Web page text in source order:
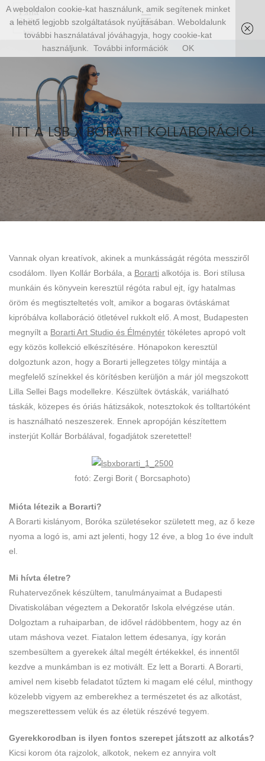
ITT A LSB X BORARTI KOLLABORÁCIÓ!
Vannak olyan kreatívok, akinek a munkásságát régóta messziről
csodálom. Ilyen Kollár Borbála, a Borarti alkotója is. Bori stílusa
munkáin és könyvein keresztül régóta rabul ejt, így hatalmas
öröm és megtiszteltetés volt, amikor a bogaras övtáskámat
kipróbálva kollaboráció ötletével rukkolt elő. A most, Budapesten
megnyílt a Borarti Art Studio és Élménytér tökéletes apropó volt
egy közös kollekció elkészítésére. Hónapokon keresztül
dolgoztunk azon, hogy a Borarti jellegzetes tölgy mintája a
megfelelő színekkel és körítésben kerüljön a már jól megszokott
Lilla Sellei Bags modellekre. Készültek övtáskák, variálható
táskák, közepes és óriás hátizsákok, notesztokok és tolltartóként
is használható neszeszerek. Ennek apropóján készítettem
insterjút Kollár Borbálával, fogadjátok szeretettel!
fotó: Zergi Borit ( Borcsaphoto)
Mióta létezik a Borarti?
A Borarti kislányom, Boróka születésekor született meg, az ő keze
nyoma a logó is, ami azt jelenti, hogy 12 éve, a blog 1o éve indult
el.
Mi hívta életre?
Ruhatervezőnek készültem, tanulmányaimat a Budapesti
Divatiskolában végeztem a Dekoratőr Iskola elvégzése után.
Dolgoztam a ruhaiparban, de idővel rádöbbentem, hogy az én
utam máshova vezet. Fiatalon lettem édesanya, így korán
szembesültem a gyerekek által megélt értékekkel, és innentől
kezdve a munkámban is ez motivált. Ez lett a Borarti. A Borarti,
amivel nem kisebb feladatot tűztem ki magam elé célul, minthogy
közelebb vigyem az emberekhez a természetet és az alkotást,
megszerettessem velük és az életük részévé tegyem.
Gyerekkorodban is ilyen fontos szerepet játszott az alkotás?
Kicsi korom óta rajzolok, alkotok, nekem ez annyira volt
A weboldalon cookie-kat használunk, amik segítenek minket
a lehető legjobb szolgáltatások nyújtásában. Weboldalunk
további használatával jóváhagyja, hogy cookie-kat
használjunk.
További információk OK